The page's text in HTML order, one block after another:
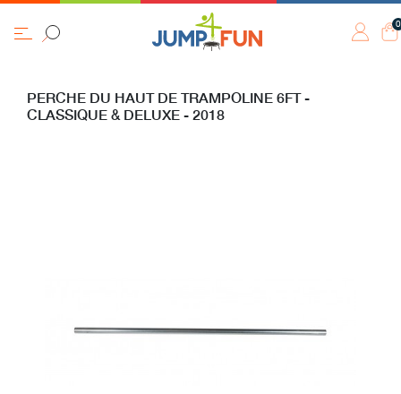
0
PERCHE DU HAUT DE TRAMPOLINE 6FT -
CLASSIQUE & DELUXE - 2018